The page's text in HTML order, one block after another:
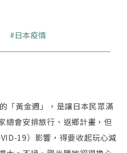
日本疫情
「黃金週」，是讓日本民眾滿
總會安排旅行、返鄉計畫，但
19）影響，得要收起玩心減